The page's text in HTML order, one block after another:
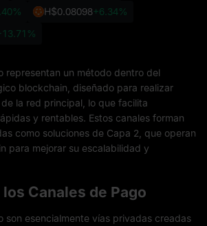
H$0.08098+6.34%
representan un método dentro del
blockchain, diseñado para realizar
la red principal, lo que facilita
y rentables. Estos canales forman
como soluciones de Capa 2, que operan
para mejorar su escalabilidad y
Canales de Pago
son esencialmente vías privadas creadas